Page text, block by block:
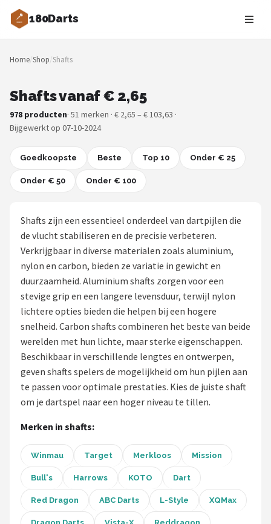
180Darts
Zoeken
NAVIGATIE
Merken
Blog
Dartspelers
Spelregels
Uitgooilijst
Dartshop
POPULAIRE MERKEN
Target
Winmau
Bull's
Dart
ABC Darts
Mission
Home/Shop/Shafts
Shafts vanaf € 2,65
978 producten· 51 merken · € 2,65 – € 103,63 ·
Bijgewerkt op 07-10-2024
Goedkoopste Beste Top 10 Onder € 25
Onder € 50 Onder € 100
Shafts zijn een essentieel onderdeel van dartpijlen die
de vlucht stabiliseren en de precisie verbeteren.
Verkrijgbaar in diverse materialen zoals aluminium,
nylon en carbon, bieden ze variatie in gewicht en
duurzaamheid. Aluminium shafts zorgen voor een
stevige grip en een langere levensduur, terwijl nylon
lichtere opties bieden die helpen bij een hogere
snelheid. Carbon shafts combineren het beste van beide
werelden met hun lichte, maar sterke eigenschappen.
Beschikbaar in verschillende lengtes en ontwerpen,
geven shafts spelers de mogelijkheid om hun pijlen aan
te passen voor optimale prestaties. Kies de juiste shaft
om je dartspel naar een hoger niveau te tillen.
Merken in shafts:
Winmau Target Merkloos Mission
Bull's Harrows KOTO Dart
Red Dragon ABC Darts L-Style XQMax